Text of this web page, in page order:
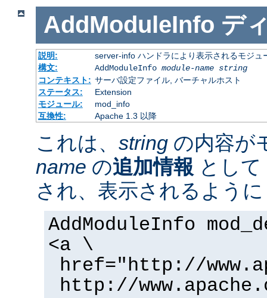
AddModuleInfo デ
説明:
server-info ハンドラにより表示されるモジ
構文:
AddModuleInfo module-name string
コンテキスト: サーバ設定ファイル, バーチャルホスト
ステータス:
Extension
モジュール:
mod_info
互換性:
Apache 1.3 以降
これは、 string の内容が
name の追加情報 とし
され、表示されるよう
AddModuleInfo
<a \
href="http://
http://